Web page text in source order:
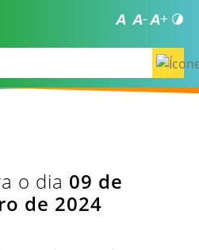
o dia 09 de
de 2024